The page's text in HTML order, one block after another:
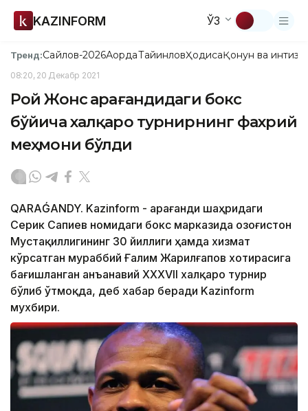
KAZINFORM ЎЗ
Тренд:Сайлов-2026АқордаТайинловҲодисаҚонун ва
08:20, 20 Декабр 2021
Рой Жонс Қарағандидаги бокс
бўйича халқаро турнирнинг фахрий
меҳмони бўлди
QARAǴANDY. Kazinform - Қарағанди шаҳридаги
Серик Сапиев номидаги бокс марказида Қозоғистон
Мустақиллигининг 30 йиллиги ҳамда хизмат
кўрсатган мураббий Ғалим Жарилғапов хотирасига
бағишланган анъанавий ХХXVII халқаро турнир
бўлиб ўтмоқда, деб хабар беради Kazinform
мухбири.